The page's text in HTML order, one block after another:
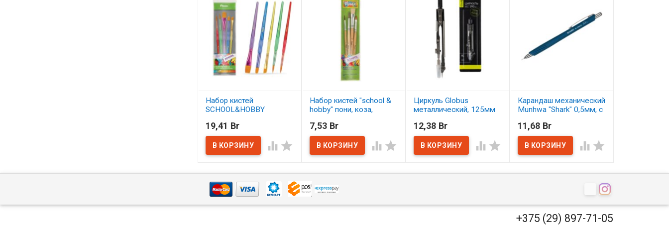
Набор кистей
SCHOOL&HOBBY
АССОРТИ
В наличии
19,41 Br
 
Набор кистей "school &
hobby" пони, коза,
В наличии
7,53 Br
 
Циркуль Globus
металлический, 125мм
В наличии
12,38 Br
 
Карандаш механический
Munhwa "Shark" 0,5мм, с
В наличии
11,68 Br
 
+375 (29) 897-71-05